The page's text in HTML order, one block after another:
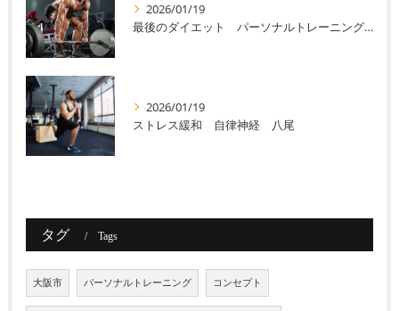
2026/01/19
最後のダイエット パーソナルトレーニング 八尾
2026/01/19
ストレス緩和 自律神経 八尾
タグ Tags
大阪市 パーソナルトレーニング コンセプト